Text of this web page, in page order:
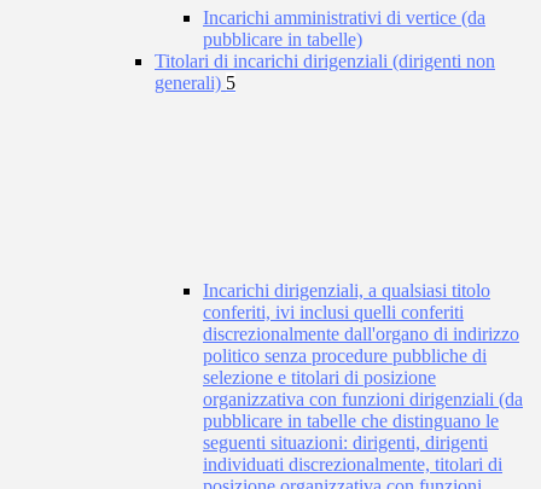
Incarichi amministrativi di vertice (da
pubblicare in tabelle)
Titolari di incarichi dirigenziali (dirigenti non
generali) 5
Incarichi dirigenziali, a qualsiasi titolo
conferiti, ivi inclusi quelli conferiti
discrezionalmente dall'organo di indirizzo
politico senza procedure pubbliche di
selezione e titolari di posizione
organizzativa con funzioni dirigenziali (da
pubblicare in tabelle che distinguano le
seguenti situazioni: dirigenti, dirigenti
individuati discrezionalmente, titolari di